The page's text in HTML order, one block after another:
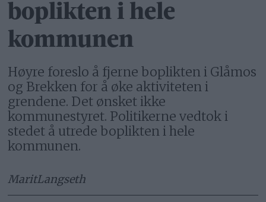
boplikten i hele
kommunen
Høyre foreslo å fjerne boplikten i Glåmos
og Brekken for å øke aktiviteten i
grendene. Det ønsket ikke
kommunestyret. Politikerne vedtok i
stedet å utrede boplikten i hele
kommunen.
MaritLangseth